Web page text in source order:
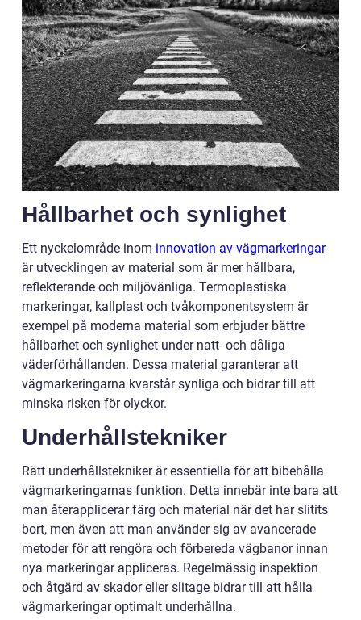
Hållbarhet och synlighet
Ett nyckelområde inom innovation av vägmarkeringar
är utvecklingen av material som är mer hållbara,
reflekterande och miljövänliga. Termoplastiska
markeringar, kallplast och tvåkomponentsystem är
exempel på moderna material som erbjuder bättre
hållbarhet och synlighet under natt- och dåliga
väderförhållanden. Dessa material garanterar att
vägmarkeringarna kvarstår synliga och bidrar till att
minska risken för olyckor.
Underhållstekniker
Rätt underhållstekniker är essentiella för att bibehålla
vägmarkeringarnas funktion. Detta innebär inte bara att
man återapplicerar färg och material när det har slitits
bort, men även att man använder sig av avancerade
metoder för att rengöra och förbereda vägbanor innan
nya markeringar appliceras. Regelmässig inspektion
och åtgärd av skador eller slitage bidrar till att hålla
vägmarkeringar optimalt underhållna.